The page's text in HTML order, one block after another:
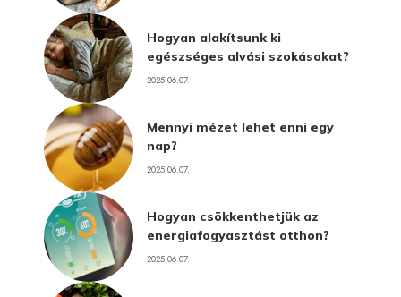
Hogyan alakítsunk ki
egészséges alvási szokásokat?
2025.06.07.
Mennyi mézet lehet enni egy
nap?
2025.06.07.
Hogyan csökkenthetjük az
energiafogyasztást otthon?
2025.06.07.